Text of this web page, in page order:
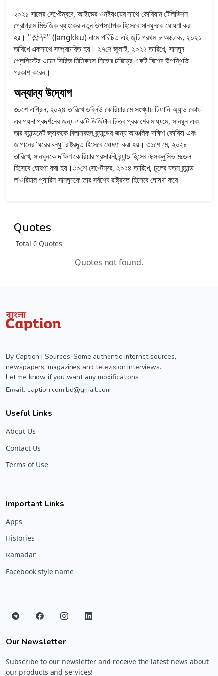
২০২১ সালের সেপ্টেম্বরে, আইভের ওনইয়ংয়ের সাথে কোরিয়ান টেলিভিশন
প্রোগ্রাম মিউজিক ব্যাংকের নতুন উপস্থাপক হিসেবে সানঘুনকে ঘোষণা করা
হয়। "장꾸" (Jangkku) নামে পরিচিত এই জুটি প্রথম ৮ অক্টোবর, ২০২১
তারিখে একসাথে সম্প্রচারিত হয়। ২৭শে জুলাই, ২০২২ তারিখে, সানঘুন
প্লেলিস্টের ওয়েব সিরিজ মিমিকাসে নিজের চরিত্রে একটি বিশেষ উপস্থিতি
প্রকাশ করেন।
অন্যান্য উদ্যোগ
৩০শে এপ্রিল, ২০২৪ তারিখে ডব্লিউ কোরিয়ার মে সংখ্যায় টিফানি অ্যান্ড কোং-
এর গয়না প্রদর্শনের জন্য একটি ডিজিটাল চিত্র প্রকাশের মাধ্যমে, সানঘুন এবং
তার ব্যান্ডমেট জ্যাককে বিলাসবহুল ব্র্যান্ডের জন্য আঞ্চলিক দক্ষিণ কোরিয়া এবং
জাপানের 'ঘরের বন্ধু' রাষ্ট্রদূত হিসেবে ঘোষণা করা হয়। ৩১শে মে, ২০২৪
তারিখে, সানঘুনকে দক্ষিণ কোরিয়ার প্রসাধনী ব্র্যান্ড হিন্সের এক্সক্লুসিভ মডেল
হিসেবে ঘোষণা করা হয়।৩০শে সেপ্টেম্বর, ২০২৪ তারিখে, চুলের যত্ন ব্র্যান্ড
ল'ওরিয়াল প্যারিস সানঘুনকে তার সর্বশেষ রাষ্ট্রদূত হিসেবে ঘোষণা করে।
Quotes
Total 0 Quotes
Quotes not found.
By Caption | Sources: Some authentic internet sources,
newspapers, magazines and television interviews.
Let me know if you want any modifications
Email: caption.com.bd@gmail.com
Useful Links
About Us
Contact Us
Terms of Use
Important Links
Apps
Histories
Ramadan
Facebook style name
Our Newsletter
Subscribe to our newsletter and receive the latest news about
our products and services!